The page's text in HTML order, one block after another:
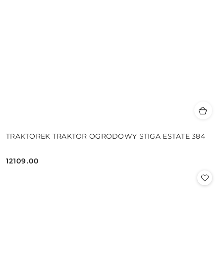
TRAKTOREK TRAKTOR OGRODOWY STIGA ESTATE 384
Cena:
12109.00